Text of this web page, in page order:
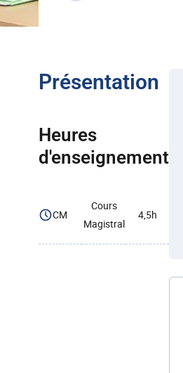
Présentation
Heures
d'enseignement
CM
Cours
Magistral
4,5h